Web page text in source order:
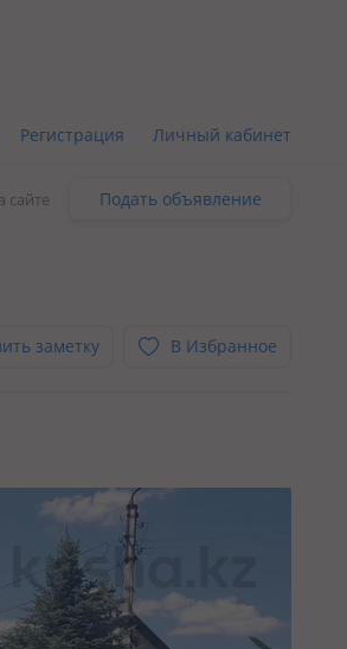
Регистрация Личный кабинет
сайте Подать объявление
заметку В Избранное